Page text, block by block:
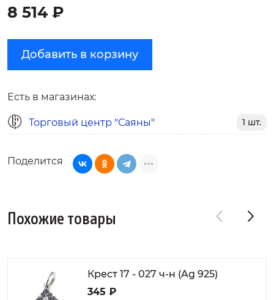
8 514 ₽
Добавить в корзину
Есть в магазинах:
Торговый центр "Саяны" 1 шт.
Поделится
Похожие товары
Крест 17 - 027 ч-н (Ag 925)
345 ₽